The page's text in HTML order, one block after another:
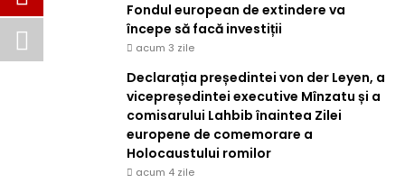
Fondul european de extindere va
începe să facă investiții
acum 3 zile
Declarația președintei von der Leyen, a
vicepreședintei executive Mînzatu și a
comisarului Lahbib înaintea Zilei
europene de comemorare a
Holocaustului romilor
acum 4 zile